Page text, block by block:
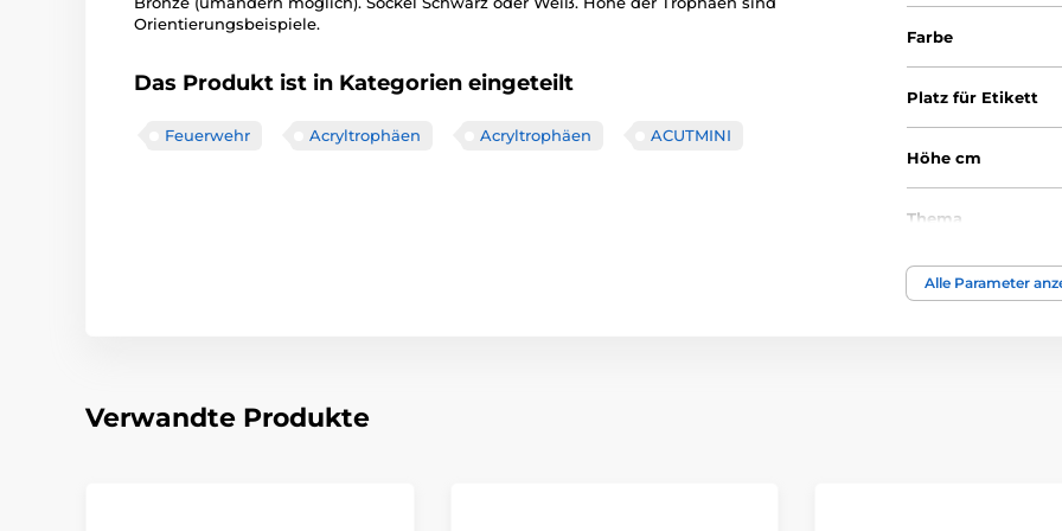
Orientierungsbeispiele.
Das Produkt ist in Kategorien eingeteilt
Feuerwehr Acryltrophäen Acryltrophäen ACUTMINI
Farbe
Platz für Etikett
Höhe cm
Thema
Auszeichnungstyp
Alle Parameter
Verwandte Produkte